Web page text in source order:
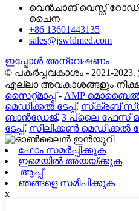
വെൻചാങ് വെസ്റ്റ്
ചൈന
+86 13601443135
sales@jswldmed.com
ഇപ്പോൾ അന്വേഷണം
© പകർപ്പവകാശം - 2021-2023.
എല്ലാ അവകാശങ്ങളും
സൈറ്റ്മാപ്പ്- AMP
മെഡിക്കൽ ടേപ്പ്, സ്‌ക്രബ്
ബാൻഡേജ്, 3 പ്ലൈ ഫേസ്
ടേപ്പ്, സിലിക്കൺ മെഡിക്കൽ
ഫോം സമർപ്പിക്കുക
ഇമെയിൽ അയയ്ക്കുക
ആപ്പ്
ഞങ്ങളെ സമീപിക്കുക
x